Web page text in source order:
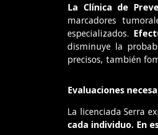
La Clínica de
marcadores
especializados.
disminuye la
precisos, también
Evaluaciones
La licenciada Serra
cada individuo. En